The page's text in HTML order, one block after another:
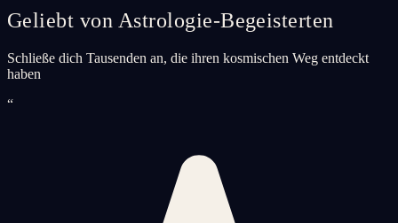
Geliebt von Astrologie-Begeisterten
Schließe dich Tausenden an, die ihren kosmischen Weg entdeckt
haben
“